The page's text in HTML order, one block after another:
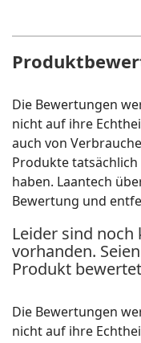
Die Bewertungen
nicht auf ihre
auch von
Produkte
haben. Laantech
Bewertung und
Leider sind
vorhanden.
Produkt
Die Bewertungen
nicht auf ihre